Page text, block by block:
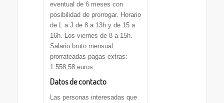
eventual de 6 meses con
posibilidad de prorrogar. Horario
de L a J de 8 a 13h y de 15 a
16h. Los viernes de 8 a 15h.
Salario bruto mensual
prorrateadas pagas extras:
1.558,58 euros
Datos de contacto
Las personas interesadas que